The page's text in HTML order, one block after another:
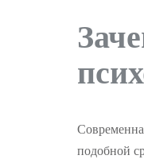
подобной